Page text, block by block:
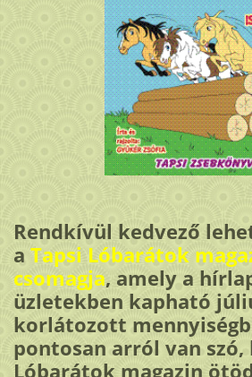
Rendkívül kedvező
a Tapsi Lóbarátok
csomagja, amely a
üzletekben kapható
korlátozott
pontosan arról van szó,
Lóbarátok magazin